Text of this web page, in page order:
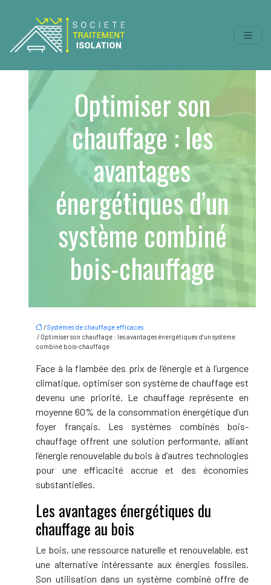
Optimiser son
chauffage : les
avantages
énergétiques d’un
système combiné
bois-chauffage
/Systèmes de chauffage efficaces
/ Optimiser son chauffage : les avantages énergétiques d’un système
combiné bois-chauffage
Face à la flambée des prix de l’énergie et à l’urgence
climatique, optimiser son système de chauffage est
devenu une priorité. Le chauffage représente en
moyenne 60% de la consommation énergétique d’un
foyer français. Les systèmes combinés bois-
chauffage offrent une solution performante, alliant
l’énergie renouvelable du bois à d’autres technologies
pour une efficacité accrue et des économies
substantielles.
Les avantages énergétiques du
chauffage au bois
Le bois, une ressource naturelle et renouvelable, est
une alternative intéressante aux énergies fossiles.
Son utilisation dans un système combiné offre de